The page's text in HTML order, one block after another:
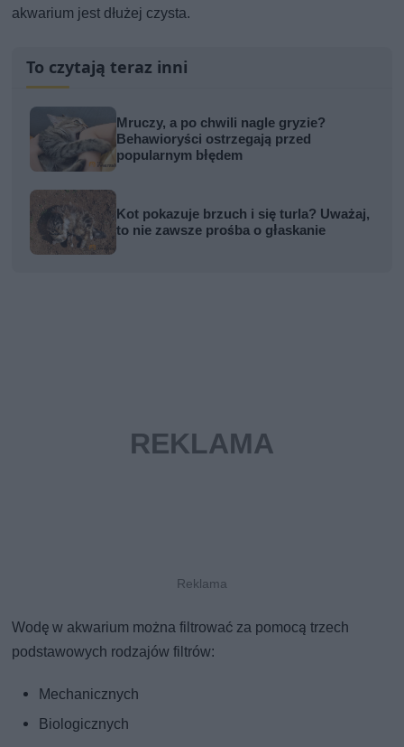
akwarium jest dłużej czysta.
To czytają teraz inni
Mruczy, a po chwili nagle gryzie?
Behawioryści ostrzegają przed
popularnym błędem
Kot pokazuje brzuch i się turla? Uważaj,
to nie zawsze prośba o głaskanie
Wodę w akwarium można filtrować za pomocą trzech
podstawowych rodzajów filtrów:
Mechanicznych
Biologicznych